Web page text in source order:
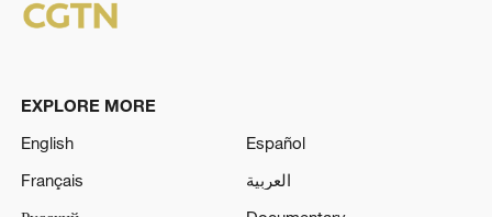
EXPLORE MORE
English
Español
Français
العربية